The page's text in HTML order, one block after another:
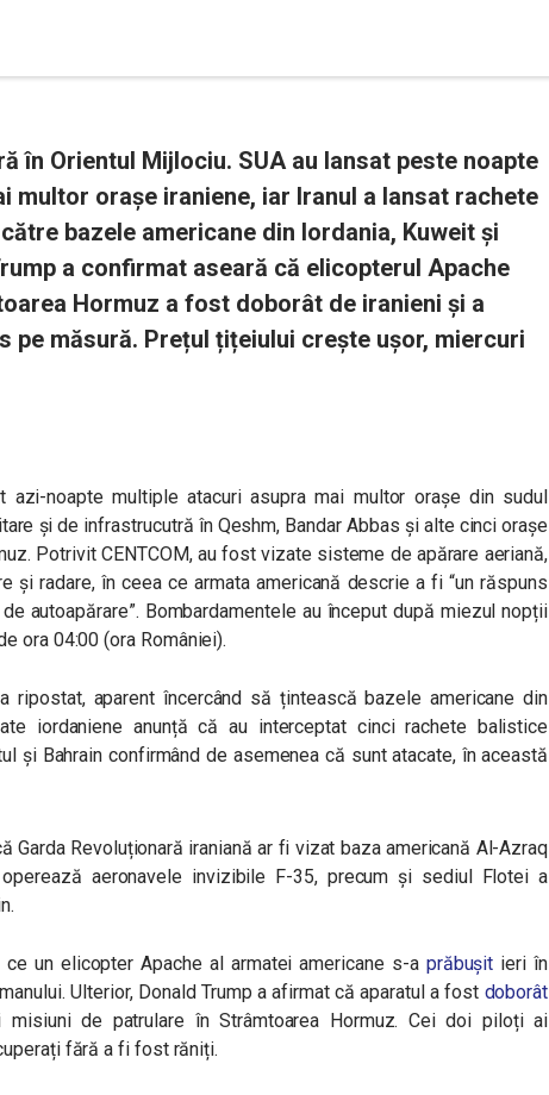
în Orientul Mijlociu. SUA au lansat peste noapte
multor orașe iraniene, iar Iranul a lansat rachete
bazele americane din Iordania, Kuweit și
a confirmat aseară că elicopterul Apache
Hormuz a fost doborât de iranieni și a
pe măsură. Prețul țițeiului crește ușor, miercuri
azi-noapte multiple atacuri asupra mai multor orașe din sudul
și de infrastrucutră în Qeshm, Bandar Abbas și alte cinci orașe
Potrivit CENTCOM, au fost vizate sisteme de apărare aeriană,
și radare, în ceea ce armata americană descrie a fi “un răspuns
autoapărare”. Bombardamentele au început după miezul nopții
ora 04:00 (ora României).
ripostat, aparent încercând să țintească bazele americane din
iordaniene anunță că au interceptat cinci rachete balistice
și Bahrain confirmând de asemenea că sunt atacate, în această
Garda Revoluționară iraniană ar fi vizat baza americană Al-Azraq
aeronavele invizibile F-35, precum și sediul Flotei a
ce un elicopter Apache al armatei americane s-a prăbușit ieri în
Ulterior, Donald Trump a afirmat că aparatul a fost doborât
de patrulare în Strâmtoarea Hormuz. Cei doi piloți ai
fără a fi fost răniți.